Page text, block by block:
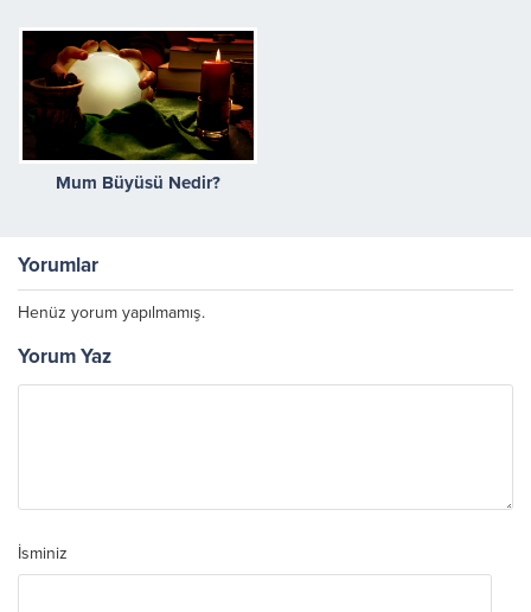
Mum Büyüsü Nedir?
Yorumlar
Henüz yorum yapılmamış.
Yorum Yaz
İsminiz